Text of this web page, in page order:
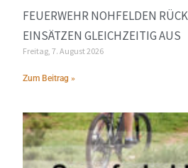
FEUERWEHR NOHFELDEN
EINSÄTZEN GLEICHZEITIG AUS
Freitag, 7. August 2026
Zum Beitrag »